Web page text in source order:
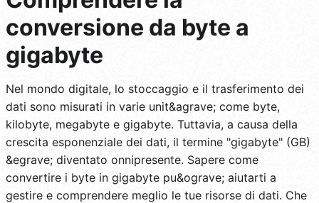
conversione da byte a
gigabyte
Nel mondo digitale, lo stoccaggio e il trasferimento dei
dati sono misurati in varie unit&agrave; come byte,
kilobyte, megabyte e gigabyte. Tuttavia, a causa della
crescita esponenziale dei dati, il termine "gigabyte" (GB)
&egrave; diventato onnipresente. Sapere come
convertire i byte in gigabyte pu&ograve; aiutarti a
gestire e comprendere meglio le tue risorse di dati. Che